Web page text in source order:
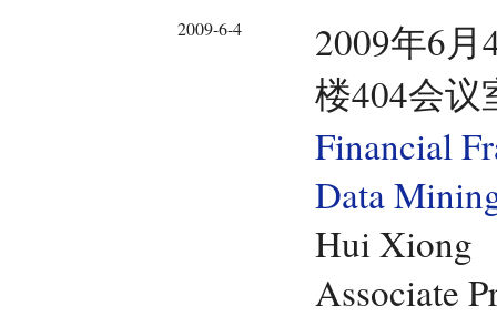
2009-6-4
2009年6
楼404会议
Financial
Data
Hui Xiong
Associate